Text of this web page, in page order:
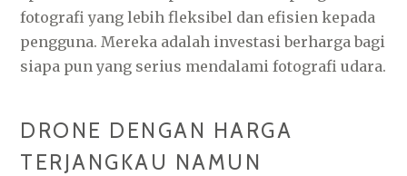
fotografi yang lebih fleksibel dan efisien kepada
pengguna. Mereka adalah investasi berharga bagi
siapa pun yang serius mendalami fotografi udara.
DRONE DENGAN HARGA
TERJANGKAU NAMUN